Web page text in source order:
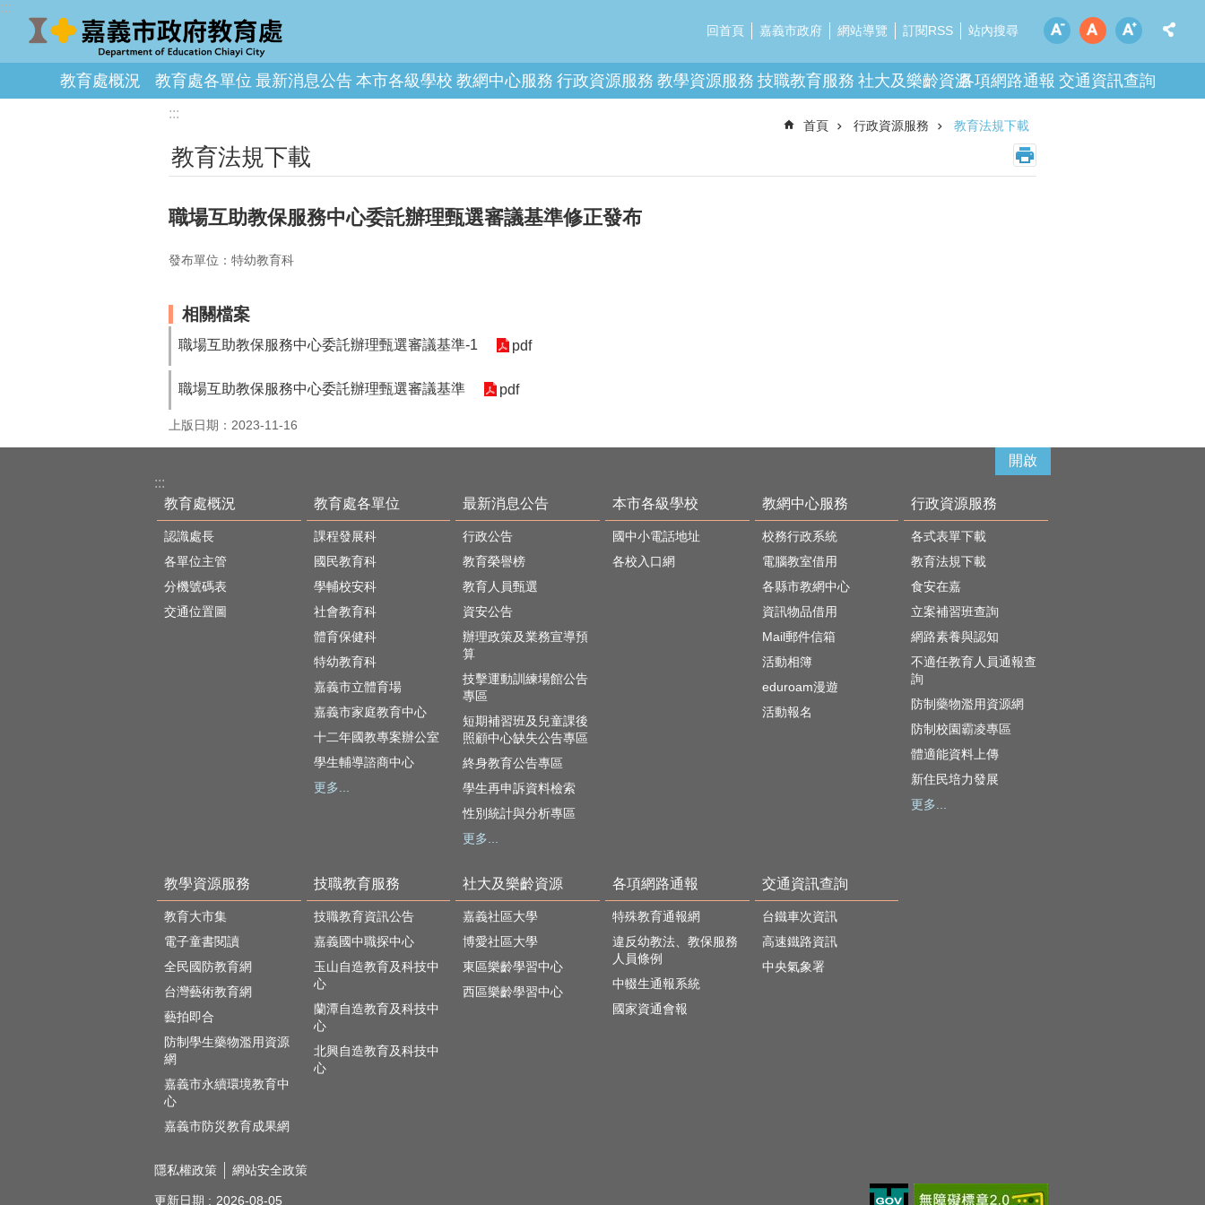
跳到主要內容區塊
:::
回首頁 嘉義市政府 網站導覽 訂閱RSS 站內搜尋
教育處概況 教育處各單位 最新消息公告 本市各級學校 教網中心服務 行政資源服務 教學資源服務 技職教育服務 社大及樂齡資源各項網路通報 交通資訊查詢
:::
首頁 行政資源服務 教育法規下載
教育法規下載
職場互助教保服務中心委託辦理甄選審議基準修正發布
發布單位：特幼教育科
相關檔案
職場互助教保服務中心委託辦理甄選審議基準-1 pdf
職場互助教保服務中心委託辦理甄選審議基準 pdf
上版日期：2023-11-16
開啟
:::
教育處概況
認識處長
各單位主管
分機號碼表
交通位置圖
教育處各單位
課程發展科
國民教育科
學輔校安科
社會教育科
體育保健科
特幼教育科
嘉義市立體育場
嘉義市家庭教育中心
十二年國教專案辦公室
學生輔導諮商中心
更多...
最新消息公告
行政公告
教育榮譽榜
教育人員甄選
資安公告
辦理政策及業務宣導預
算
技擊運動訓練場館公告
專區
短期補習班及兒童課後
照顧中心缺失公告專區
終身教育公告專區
學生再申訴資料檢索
性別統計與分析專區
更多...
本市各級學校
國中小電話地址
各校入口網
教網中心服務
校務行政系統
電腦教室借用
各縣市教網中心
資訊物品借用
Mail郵件信箱
活動相簿
eduroam漫遊
活動報名
行政資源服務
各式表單下載
教育法規下載
食安在嘉
立案補習班查詢
網路素養與認知
不適任教育人員通報查
詢
防制藥物濫用資源網
防制校園霸凌專區
體適能資料上傳
新住民培力發展
更多...
教學資源服務
教育大市集
電子童書閱讀
全民國防教育網
台灣藝術教育網
藝拍即合
防制學生藥物濫用資源
網
嘉義市永續環境教育中
心
嘉義市防災教育成果網
技職教育服務
技職教育資訊公告
嘉義國中職探中心
玉山自造教育及科技中
心
蘭潭自造教育及科技中
心
北興自造教育及科技中
心
社大及樂齡資源
嘉義社區大學
博愛社區大學
東區樂齡學習中心
西區樂齡學習中心
各項網路通報
特殊教育通報網
違反幼教法、教保服務
人員條例
中輟生通報系統
國家資通會報
交通資訊查詢
台鐵車次資訊
高速鐵路資訊
中央氣象署
隱私權政策 網站安全政策
更新日期 2026-08-05